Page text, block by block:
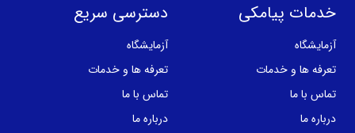
خدمات پیامکی
آزمایشگاه
تعرفه ها و خدمات
تماس با ما
درباره ما
دسترسی سریع
آزمایشگاه
تعرفه ها و خدمات
تماس با ما
درباره ما